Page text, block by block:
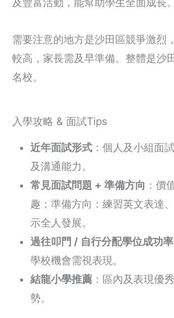
及豐富活動，能幫助學生全面成長。
需要注意的地方是沙田區競爭激烈
較高，家長需及早準備。整體是沙
名校。
入學攻略 & 面試Tips
近年面試形式 ：個人及小組面
及溝通能力。
常見面試問題 + 準備方向 ：價
趣；準備方向：練習英文表達
示全人發展。
過往叩門 / 自行分配學位成功率
學校機會需視表現。
結龍小學推薦 ：區內及表現優
勢。